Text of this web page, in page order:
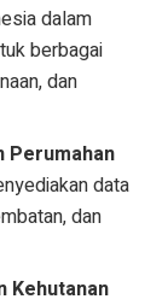
dalam
berbagai
dan
Perumahan
data
dan
Kehutanan